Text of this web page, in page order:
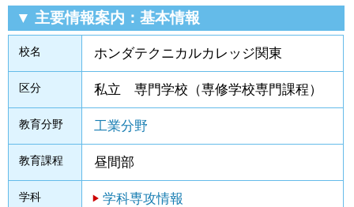
▼ 主要情報案内：基本情報
校名 ホンダテクニカルカレッジ関東
区分 私立 専門学校（専修学校専門課程）
教育分野 工業分野
教育課程 昼間部
学科 学科専攻情報